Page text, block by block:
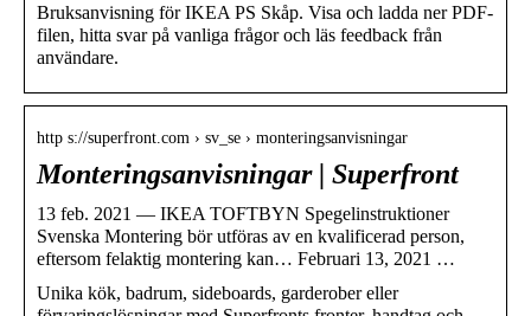
Bruksanvisning för IKEA PS Skåp. Visa och ladda ner PDF-
filen, hitta svar på vanliga frågor och läs feedback från
användare.
http s://superfront.com › sv_se › monteringsanvisningar
Monteringsanvisningar | Superfront
13 feb. 2021 — IKEA TOFTBYN Spegelinstruktioner
Svenska Montering bör utföras av en kvalificerad person,
eftersom felaktig montering kan… Februari 13, 2021 …
Unika kök, badrum, sideboards, garderober eller